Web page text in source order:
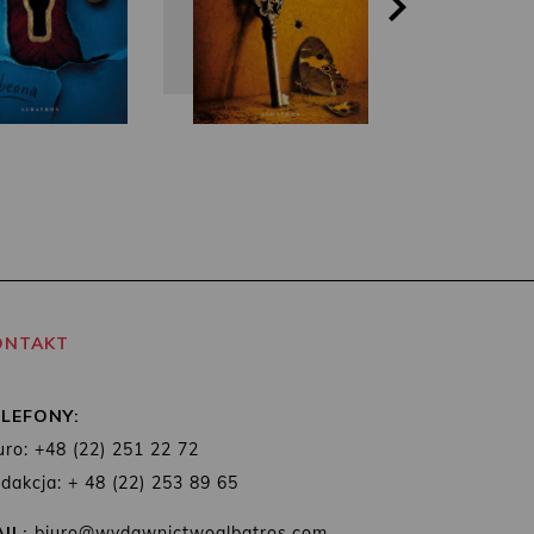
+48 (22) 251 22 72
+ 48 (22) 253 89 65